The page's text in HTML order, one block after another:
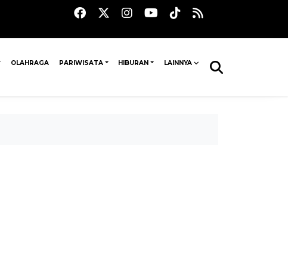
OLAHRAGA PARIWISATA HIBURAN LAINNYA